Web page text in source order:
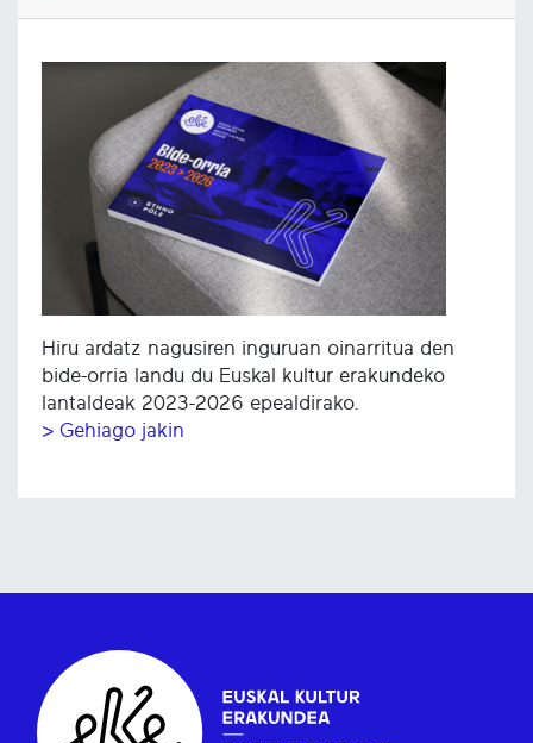
Hiru ardatz nagusiren inguruan oinarritua den
bide-orria landu du Euskal kultur erakundeko
lantaldeak 2023-2026 epealdirako.
> Gehiago jakin